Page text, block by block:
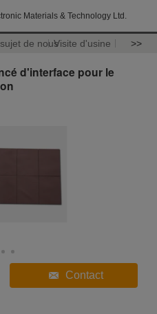
Materials & Technology Ltd.
de nousVisite d'usine >>
d'interface pour le
Contact